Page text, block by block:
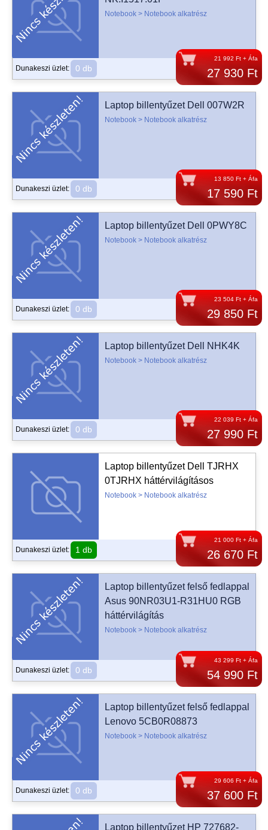
21 992 Ft + Áfa
27 930 Ft
Notebook > Notebook alkatrész
Dunakeszi üzlet: 0 db
13 850 Ft + Áfa
17 590 Ft
Laptop billentyűzet Dell 007W2R
Notebook > Notebook alkatrész
Dunakeszi üzlet: 0 db
23 504 Ft + Áfa
29 850 Ft
Laptop billentyűzet Dell 0PWY8C
Notebook > Notebook alkatrész
Dunakeszi üzlet: 0 db
22 039 Ft + Áfa
27 990 Ft
Laptop billentyűzet Dell NHK4K
Notebook > Notebook alkatrész
Dunakeszi üzlet: 0 db
21 000 Ft + Áfa
26 670 Ft
Laptop billentyűzet Dell TJRHX
0TJRHX háttérvilágításos
Notebook > Notebook alkatrész
Dunakeszi üzlet: 1 db
43 299 Ft + Áfa
54 990 Ft
Laptop billentyűzet felső fedlappal
Asus 90NR03U1-R31HU0 RGB
háttérvilágítás
Notebook > Notebook alkatrész
Dunakeszi üzlet: 0 db
29 606 Ft + Áfa
37 600 Ft
Laptop billentyűzet felső fedlappal
Lenovo 5CB0R08873
Notebook > Notebook alkatrész
Dunakeszi üzlet: 0 db
Laptop billentyűzet HP 727682-